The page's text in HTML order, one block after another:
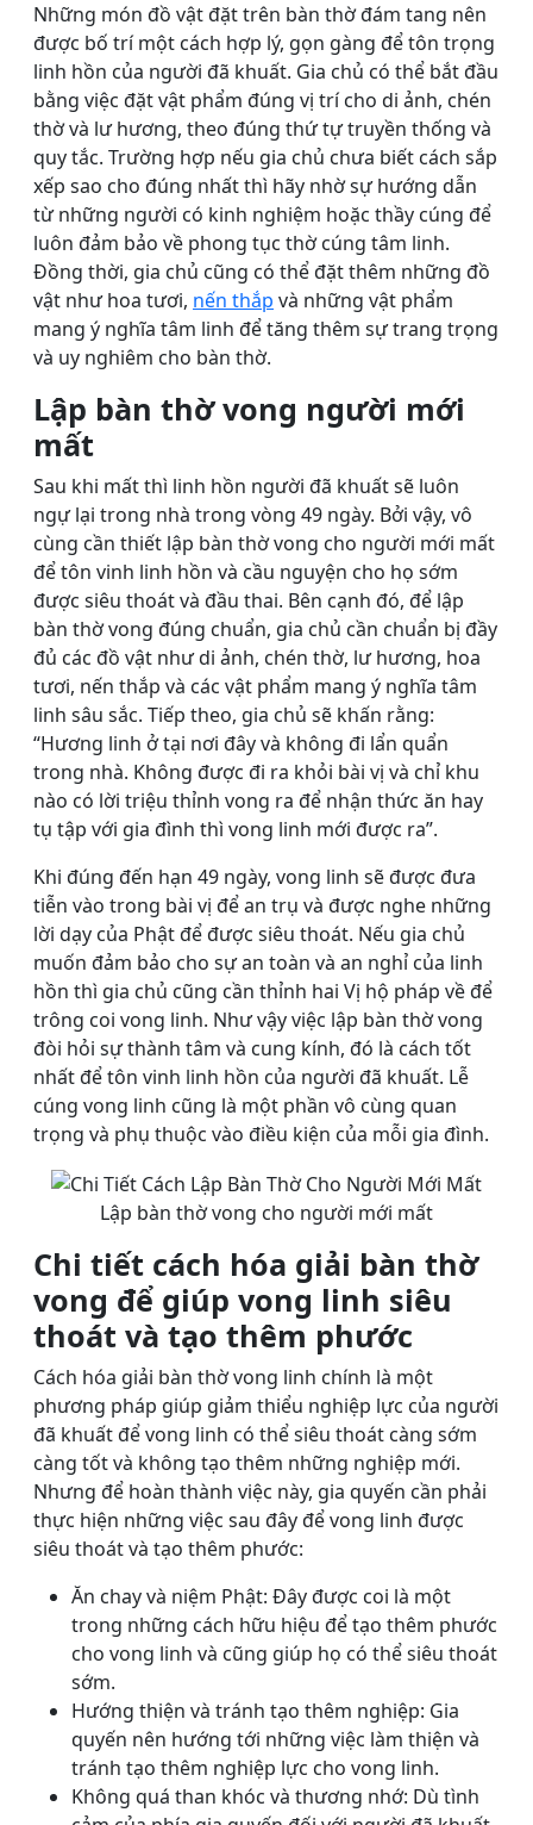
Những món đồ vật đặt trên bàn thờ đám tang nên
được bố trí một cách hợp lý, gọn gàng để tôn trọng
linh hồn của người đã khuất. Gia chủ có thể bắt đầu
bằng việc đặt vật phẩm đúng vị trí cho di ảnh, chén
thờ và lư hương, theo đúng thứ tự truyền thống và
quy tắc. Trường hợp nếu gia chủ chưa biết cách sắp
xếp sao cho đúng nhất thì hãy nhờ sự hướng dẫn
từ những người có kinh nghiệm hoặc thầy cúng để
luôn đảm bảo về phong tục thờ cúng tâm linh.
Đồng thời, gia chủ cũng có thể đặt thêm những đồ
vật như hoa tươi, nến thắp và những vật phẩm
mang ý nghĩa tâm linh để tăng thêm sự trang trọng
và uy nghiêm cho bàn thờ.
Lập bàn thờ vong người mới
mất
Sau khi mất thì linh hồn người đã khuất sẽ luôn
ngự lại trong nhà trong vòng 49 ngày. Bởi vậy, vô
cùng cần thiết lập bàn thờ vong cho người mới mất
để tôn vinh linh hồn và cầu nguyện cho họ sớm
được siêu thoát và đầu thai. Bên cạnh đó, để lập
bàn thờ vong đúng chuẩn, gia chủ cần chuẩn bị đầy
đủ các đồ vật như di ảnh, chén thờ, lư hương, hoa
tươi, nến thắp và các vật phẩm mang ý nghĩa tâm
linh sâu sắc. Tiếp theo, gia chủ sẽ khấn rằng:
“Hương linh ở tại nơi đây và không đi lẩn quẩn
trong nhà. Không được đi ra khỏi bài vị và chỉ khu
nào có lời triệu thỉnh vong ra để nhận thức ăn hay
tụ tập với gia đình thì vong linh mới được ra”.
Khi đúng đến hạn 49 ngày, vong linh sẽ được đưa
tiễn vào trong bài vị để an trụ và được nghe những
lời dạy của Phật để được siêu thoát. Nếu gia chủ
muốn đảm bảo cho sự an toàn và an nghỉ của linh
hồn thì gia chủ cũng cần thỉnh hai Vị hộ pháp về để
trông coi vong linh. Như vậy việc lập bàn thờ vong
đòi hỏi sự thành tâm và cung kính, đó là cách tốt
nhất để tôn vinh linh hồn của người đã khuất. Lễ
cúng vong linh cũng là một phần vô cùng quan
trọng và phụ thuộc vào điều kiện của mỗi gia đình.
Lập bàn thờ vong cho người mới mất
Chi tiết cách hóa giải bàn thờ
vong để giúp vong linh siêu
thoát và tạo thêm phước
Cách hóa giải bàn thờ vong linh chính là một
phương pháp giúp giảm thiểu nghiệp lực của người
đã khuất để vong linh có thể siêu thoát càng sớm
càng tốt và không tạo thêm những nghiệp mới.
Nhưng để hoàn thành việc này, gia quyến cần phải
thực hiện những việc sau đây để vong linh được
siêu thoát và tạo thêm phước:
Ăn chay và niệm Phật: Đây được coi là một
trong những cách hữu hiệu để tạo thêm phước
cho vong linh và cũng giúp họ có thể siêu thoát
sớm.
Hướng thiện và tránh tạo thêm nghiệp: Gia
quyến nên hướng tới những việc làm thiện và
tránh tạo thêm nghiệp lực cho vong linh.
Không quá than khóc và thương nhớ: Dù tình